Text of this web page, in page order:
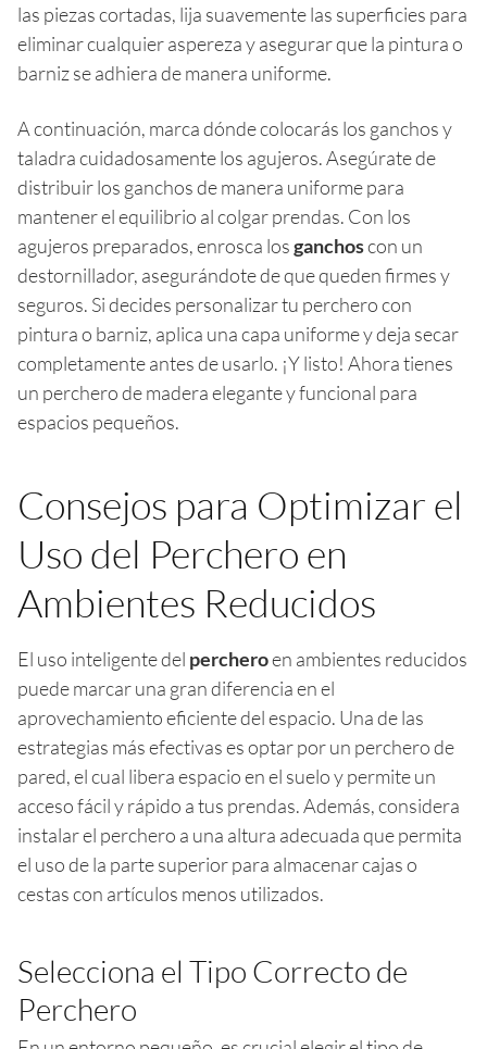
las piezas cortadas, lija suavemente las superficies para
eliminar cualquier aspereza y asegurar que la pintura o
barniz se adhiera de manera uniforme.
A continuación, marca dónde colocarás los ganchos y
taladra cuidadosamente los agujeros. Asegúrate de
distribuir los ganchos de manera uniforme para
mantener el equilibrio al colgar prendas. Con los
agujeros preparados, enrosca losganchoscon un
destornillador, asegurándote de que queden firmes y
seguros. Si decides personalizar tu perchero con
pintura o barniz, aplica una capa uniforme y deja secar
completamente antes de usarlo. ¡Y listo! Ahora tienes
un perchero de madera elegante y funcional para
espacios pequeños.
Consejos para Optimizar el
Uso del Perchero en
Ambientes Reducidos
El uso inteligente del percheroen ambientes reducidos
puede marcar una gran diferencia en el
aprovechamiento eficiente del espacio. Una de las
estrategias más efectivas es optar por un perchero de
pared, el cual libera espacio en el suelo y permite un
acceso fácil y rápido a tus prendas. Además, considera
instalar el perchero a una altura adecuada que permita
el uso de la parte superior para almacenar cajas o
cestas con artículos menos utilizados.
Selecciona el Tipo Correcto de
Perchero